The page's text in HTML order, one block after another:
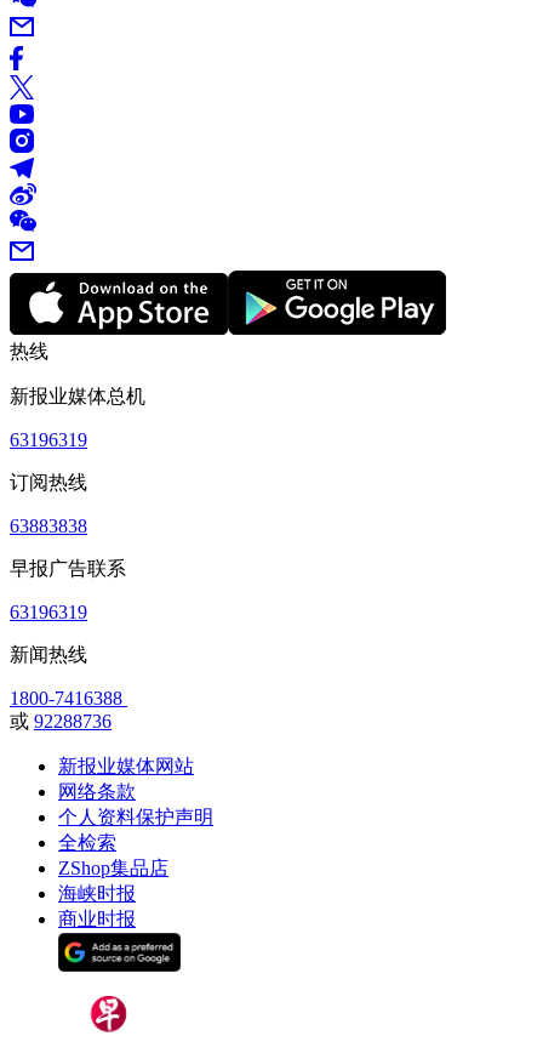
热线
新报业媒体总机
63196319
订阅热线
63883838
早报广告联系
63196319
新闻热线
1800-7416388
或 92288736
新报业媒体网站
网络条款
个人资料保护声明
全检索
ZShop集品店
海峡时报
商业时报